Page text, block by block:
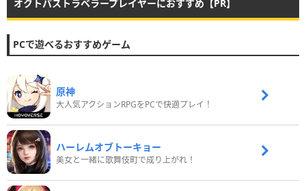
オクトパストラベラープレイヤーにおすすめ【PR】
PCで遊べるおすすめゲーム
原神
大人気アクションRPGをPCで快適プレイ！
ハーレムオブトーキョー
美女と一緒に歌舞伎町で成り上がれ！